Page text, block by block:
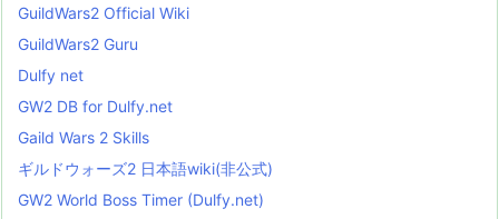
GuildWars2 Official Wiki
GuildWars2 Guru
Dulfy net
GW2 DB for Dulfy.net
Gaild Wars 2 Skills
ギルドウォーズ2 日本語wiki(非公式)
GW2 World Boss Timer (Dulfy.net)